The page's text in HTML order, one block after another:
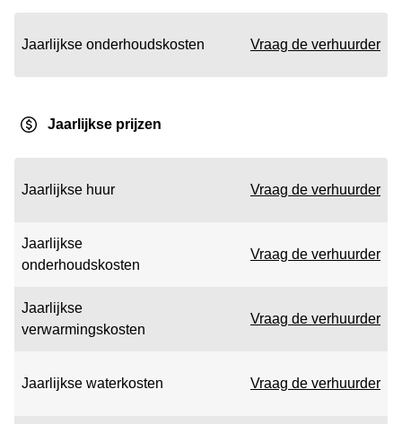
Jaarlijkse onderhoudskosten Vraag de verhuurder
Jaarlijkse prijzen
Jaarlijkse huur Vraag de verhuurder
Jaarlijkse
onderhoudskosten
Vraag de verhuurder
Jaarlijkse
verwarmingskosten
Vraag de verhuurder
Jaarlijkse waterkosten Vraag de verhuurder